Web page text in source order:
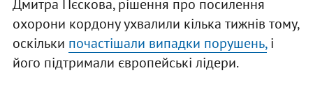
Дмитра Пєскова, рішення про посилення
охорони кордону ухвалили кілька тижнів тому,
оскільки почастішали випадки порушень,і
його підтримали європейські лідери.